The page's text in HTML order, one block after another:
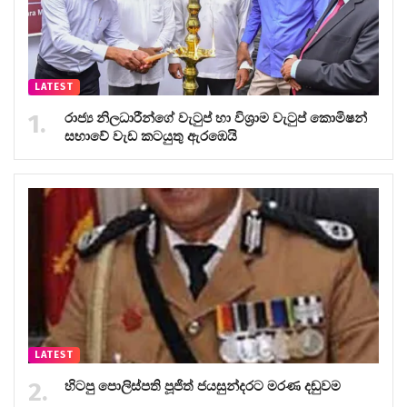
LATEST
රාජ්‍ය නිලධාරීන්ගේ වැටුප් හා විශ්‍රාම වැටුප් කොමිෂන්
සභාවේ වැඩ කටයුතු ඇරඹෙයි
LATEST
හිටපු පොලිස්පති පූජිත් ජයසුන්දරට මරණ දඬුවම